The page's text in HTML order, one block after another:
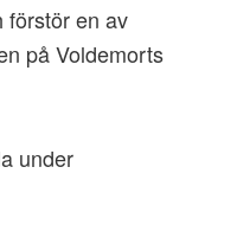
förstör en av
på Voldemorts
under